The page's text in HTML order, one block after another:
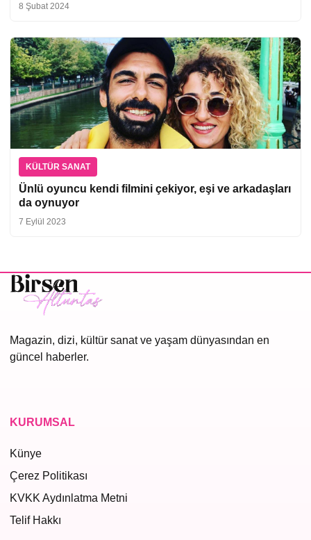
8 Şubat 2024
KÜLTÜR SANAT
Ünlü oyuncu kendi filmini çekiyor, eşi ve arkadaşları
da oynuyor
7 Eylül 2023
Magazin, dizi, kültür sanat ve yaşam dünyasından en
güncel haberler.
KURUMSAL
Künye
Çerez Politikası
KVKK Aydınlatma Metni
Telif Hakkı